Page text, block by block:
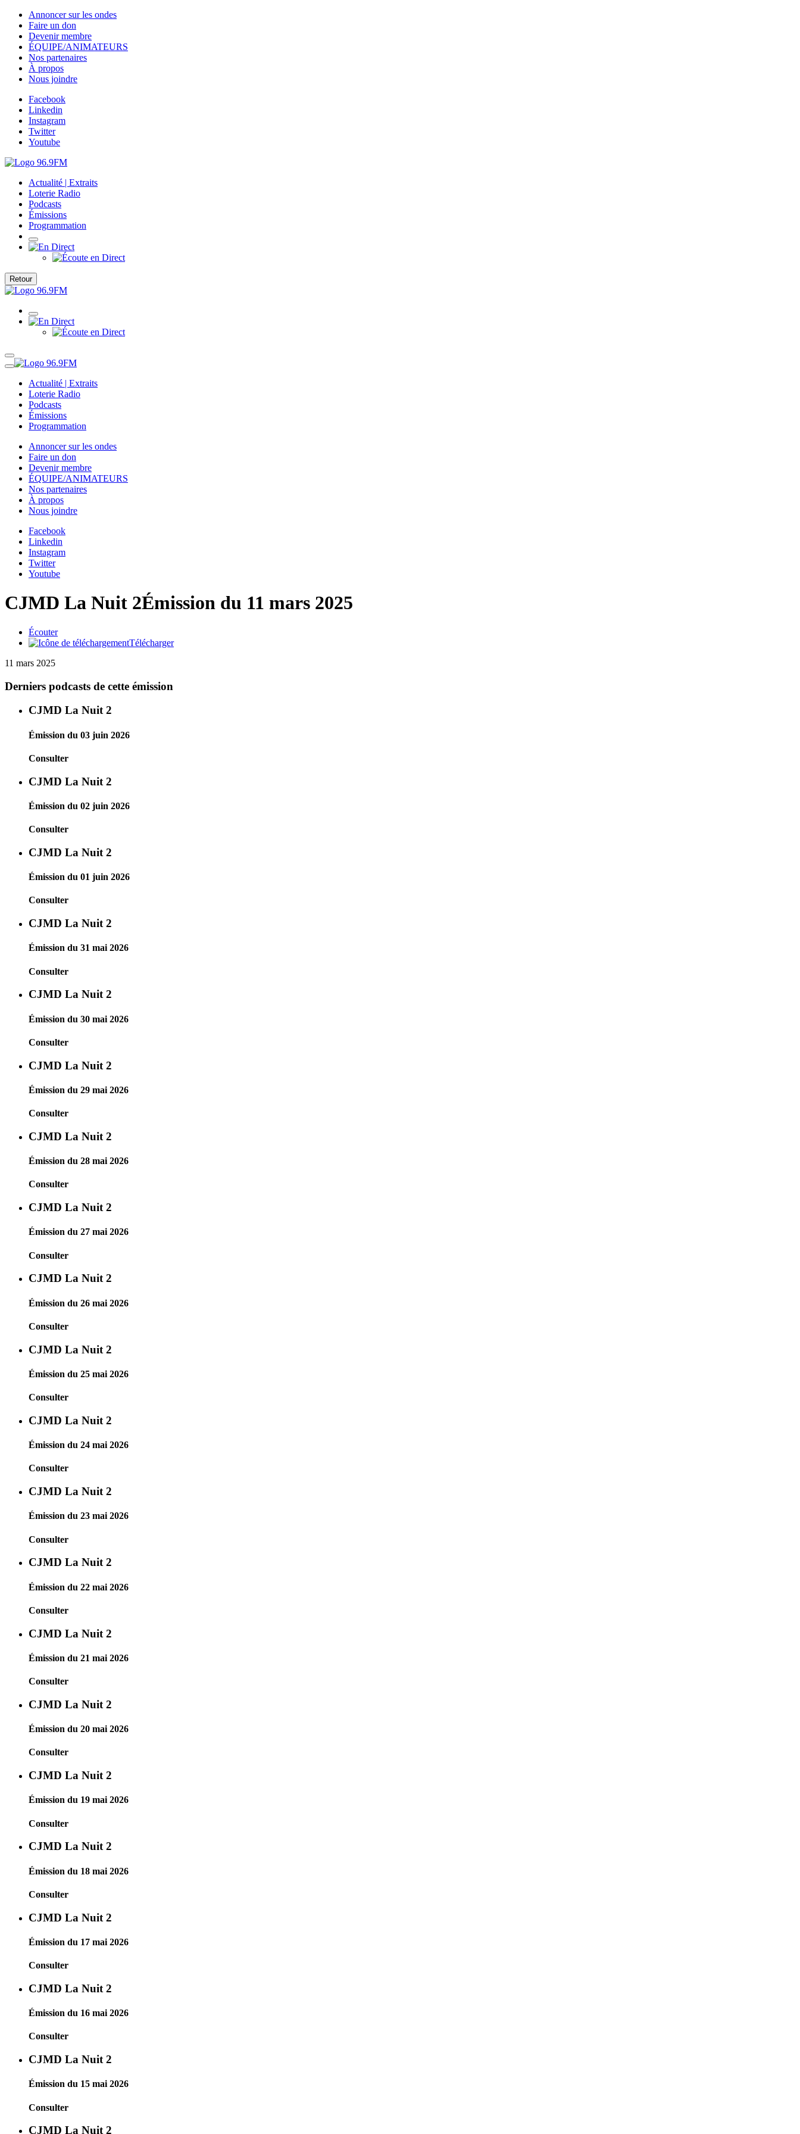
Annoncer sur les ondes
Faire un don
Devenir membre
ÉQUIPE/ANIMATEURS
Nos partenaires
À propos
Nous joindre
Facebook
Linkedin
Instagram
Twitter
Youtube
Actualité | Extraits
Loterie Radio
Podcasts
Émissions
Programmation
Retour
Actualité | Extraits
Loterie Radio
Podcasts
Émissions
Programmation
Annoncer sur les ondes
Faire un don
Devenir membre
ÉQUIPE/ANIMATEURS
Nos partenaires
À propos
Nous joindre
Facebook
Linkedin
Instagram
Twitter
Youtube
CJMD La Nuit 2Émission du 11 mars 2025
Écouter
Télécharger
11 mars 2025
Derniers podcasts de cette émission
CJMD La Nuit 2
Émission du 03 juin 2026
Consulter
CJMD La Nuit 2
Émission du 02 juin 2026
Consulter
CJMD La Nuit 2
Émission du 01 juin 2026
Consulter
CJMD La Nuit 2
Émission du 31 mai 2026
Consulter
CJMD La Nuit 2
Émission du 30 mai 2026
Consulter
CJMD La Nuit 2
Émission du 29 mai 2026
Consulter
CJMD La Nuit 2
Émission du 28 mai 2026
Consulter
CJMD La Nuit 2
Émission du 27 mai 2026
Consulter
CJMD La Nuit 2
Émission du 26 mai 2026
Consulter
CJMD La Nuit 2
Émission du 25 mai 2026
Consulter
CJMD La Nuit 2
Émission du 24 mai 2026
Consulter
CJMD La Nuit 2
Émission du 23 mai 2026
Consulter
CJMD La Nuit 2
Émission du 22 mai 2026
Consulter
CJMD La Nuit 2
Émission du 21 mai 2026
Consulter
CJMD La Nuit 2
Émission du 20 mai 2026
Consulter
CJMD La Nuit 2
Émission du 19 mai 2026
Consulter
CJMD La Nuit 2
Émission du 18 mai 2026
Consulter
CJMD La Nuit 2
Émission du 17 mai 2026
Consulter
CJMD La Nuit 2
Émission du 16 mai 2026
Consulter
CJMD La Nuit 2
Émission du 15 mai 2026
Consulter
CJMD La Nuit 2